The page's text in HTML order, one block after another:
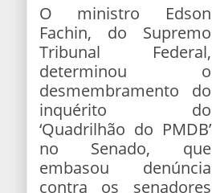
O ministro Edson
Fachin, do Supremo
Tribunal Federal,
determinou o
desmembramento do
inquérito do
‘Quadrilhão do PMDB’
no Senado, que
embasou denúncia
contra os senadores